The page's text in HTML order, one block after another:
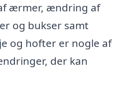
ærmer, ændring af
og bukser samt
og hofter er nogle af
der kan